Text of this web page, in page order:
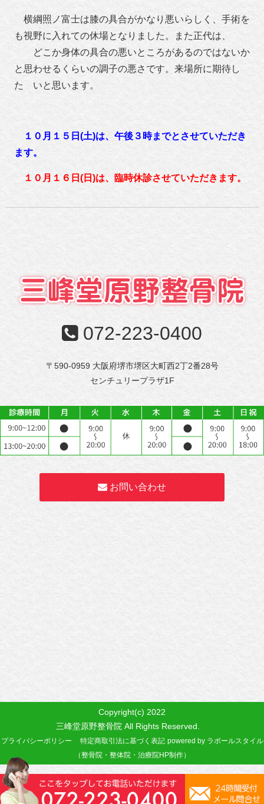
横綱照ノ富士は膝の具合がかなり悪いらしく、手術を
も視野に入れての休場となりました。また正代は、
どこか身体の具合の悪いところがあるのではないか
と思わせるくらいの調子の悪さです。来場所に期待し
た いと思います。
１０月１５日(土)は、午後３時までとさせていただき
ます。
１０月１６日(日)は、臨時休診させていただきます。
072-223-0400
〒590-0959 大阪府堺市堺区大町西2丁2番28号
センチュリープラザ1F
お問い合わせ
Copyright(c) 2022
三峰堂原野整骨院 All Rights Reserved.
プライバシーポリシー 特定商取引法に基づく表記 powered by ラポールスタイル
（整骨院・整体院・治療院HP制作）